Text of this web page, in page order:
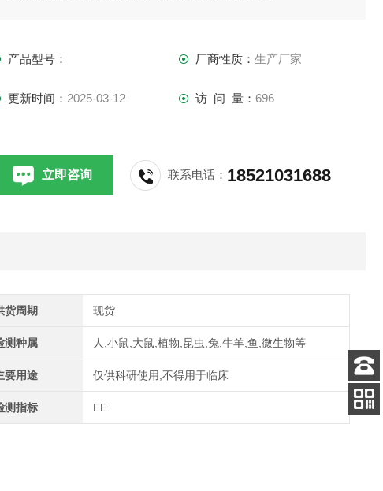
产品型号： 厂商性质： 生产厂家
更新时间： 2025-03-12 访 问 量： 696
立即咨询 联系电话： 18521031688
货周期 现货
测种属 人,小鼠,大鼠,植物,昆虫,兔,牛羊,鱼,微生物等
要用途 仅供科研使用,不得用于临床
测指标 EE
客服
电话